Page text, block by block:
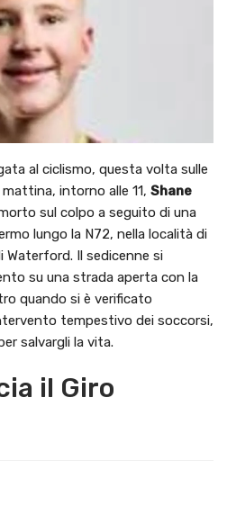
al ciclismo, questa volta sulle
intorno alle 11, Shane
sul colpo a seguito di una
lungo la N72, nella località di
Waterford. Il sedicenne si
su una strada aperta con la
quando si è verificato
tempestivo dei soccorsi,
salvargli la vita.
il Giro